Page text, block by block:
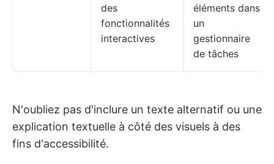
des
fonctionnalités
interactives
éléments dans
un
gestionnaire
de tâches
N'oubliez pas d'inclure un texte alternatif ou une
explication textuelle à côté des visuels à des
fins d'accessibilité.